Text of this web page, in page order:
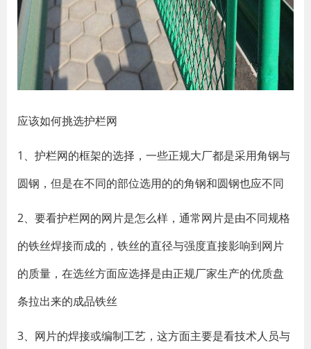
应该如何挑选护栏网
1、护栏网的框架的选择，一些正规大厂都是采用角钢与
圆钢，但是在不同的部位选用的的角钢和圆钢也应不同
2、要看护栏网的网片是怎么样，通常网片是由不同规格
的铁丝焊接而成的，铁丝的直径与强度直接影响到网片
的质量，在选丝方面应选择是由正规厂家生产的优质盘
条拉出来的成品铁丝
3、网片的焊接或编制工艺，这方面主要是看技术人员与